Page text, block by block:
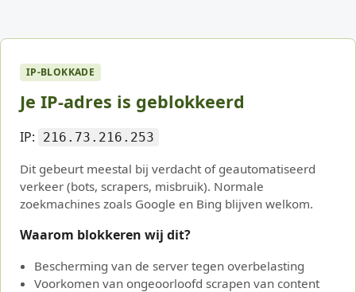
IP-BLOKKADE
Je IP-adres is geblokkeerd
IP: 216.73.216.253
Dit gebeurt meestal bij verdacht of geautomatiseerd
verkeer (bots, scrapers, misbruik). Normale
zoekmachines zoals Google en Bing blijven welkom.
Waarom blokkeren wij dit?
Bescherming van de server tegen overbelasting
Voorkomen van ongeoorloofd scrapen van content